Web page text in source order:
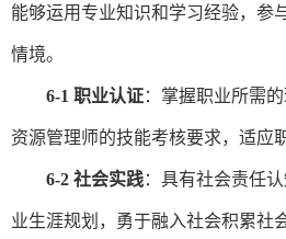
能够运用专业知识和学习经验， 参
情境。
6-1 职业认证：掌握职业所需
资源管理师的技能考核要求，适应
6-2 社会实践：具有社会责任
业生涯规划，勇于融入社会积累社